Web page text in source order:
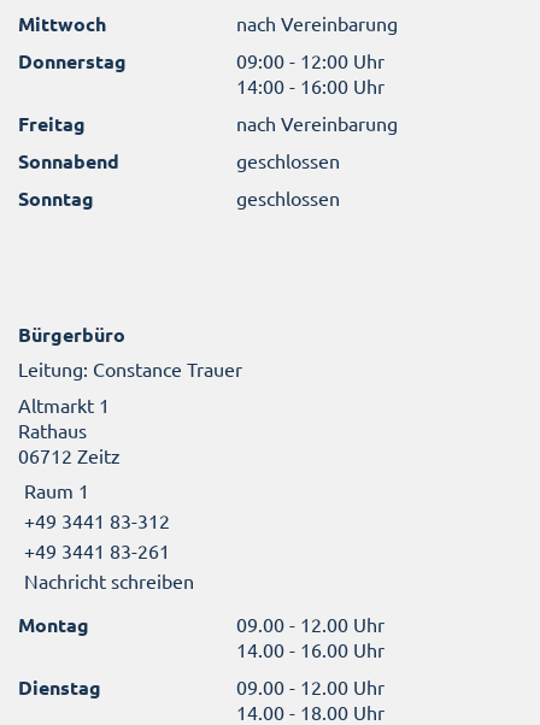
Mittwoch nach Vereinbarung
Donnerstag
09:00 - 12:00 Uhr
14:00 - 16:00 Uhr
Freitag nach Vereinbarung
Sonnabend geschlossen
Sonntag geschlossen
Bürgerbüro
Leitung: Constance Trauer
Altmarkt 1
Rathaus
06712 Zeitz
Raum 1
+49 3441 83-312
+49 3441 83-261
Nachricht schreiben
Montag
09.00 - 12.00 Uhr
14.00 - 16.00 Uhr
Dienstag
09.00 - 12.00 Uhr
14.00 - 18.00 Uhr